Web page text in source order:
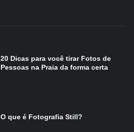
20 Dicas para você tirar Fotos de
Pessoas na Praia da forma certa
O que é Fotografia Still?